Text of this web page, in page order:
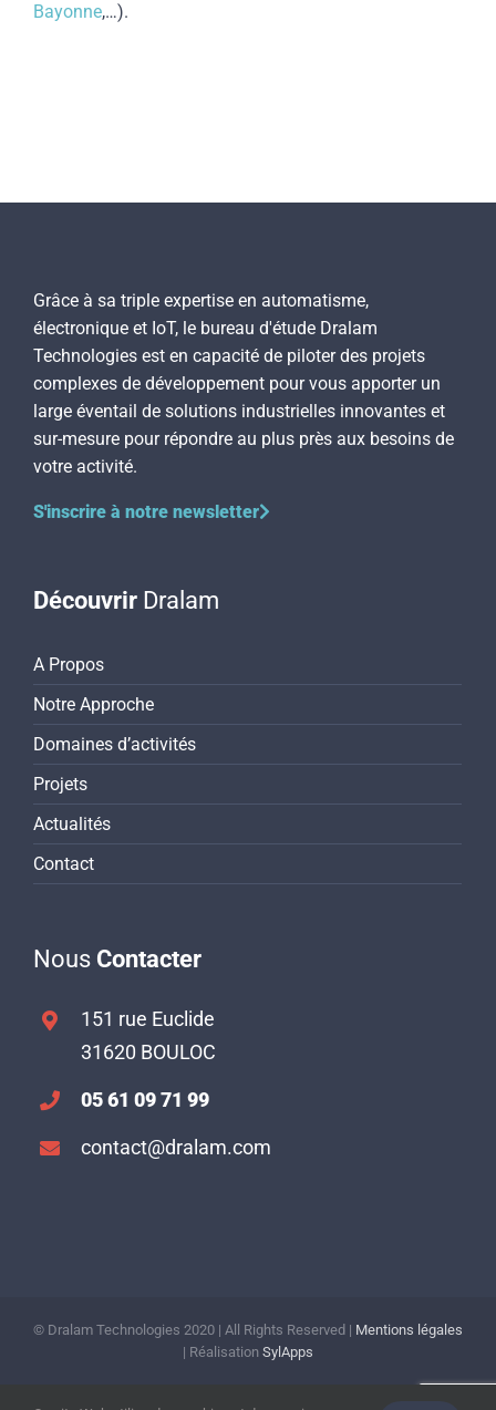
Bayonne,…).
Grâce à sa triple expertise en automatisme,
électronique et IoT, le bureau d'étude Dralam
Technologies est en capacité de piloter des projets
complexes de développement pour vous apporter un
large éventail de solutions industrielles innovantes et
sur-mesure pour répondre au plus près aux besoins de
votre activité.
S'inscrire à notre newsletter
Découvrir Dralam
A Propos
Notre Approche
Domaines d’activités
Projets
Actualités
Contact
Nous Contacter
151 rue Euclide
31620 BOULOC
05 61 09 71 99
contact@dralam.com
© Dralam Technologies 2020 | All Rights Reserved | Mentions légales
| Réalisation SylApps